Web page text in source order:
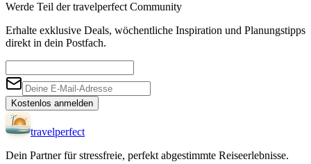
Werde Teil der travelperfect Community
Erhalte exklusive Deals, wöchentliche Inspiration und Planungstipps
direkt in dein Postfach.
Kostenlos anmelden
travelperfect
Dein Partner für stressfreie, perfekt abgestimmte Reiseerlebnisse.